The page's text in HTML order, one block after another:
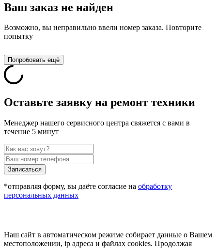
Ваш заказ не найден
Возможно, вы неправильно ввели номер заказа. Повторите
попытку
Попробовать ещё
Оставьте заявку на ремонт техники
Менеджер нашего сервисного центра свяжется с вами в
течение 5 минут
Записаться
*отправляя форму, вы даёте согласие на обработку
персональных данных
Наш сайт в автоматическом режиме собирает данные о Вашем
местоположении, ip адреса и файлах cookies. Продолжая